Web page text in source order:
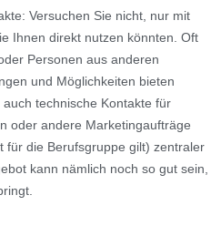
Versuchen Sie nicht, nur mit
Ihnen direkt nutzen könnten. Oft
Personen aus anderen
und Möglichkeiten bieten
technische Kontakte für
oder andere Marketingaufträge
für die Berufsgruppe gilt) zentraler
kann nämlich noch so gut sein,